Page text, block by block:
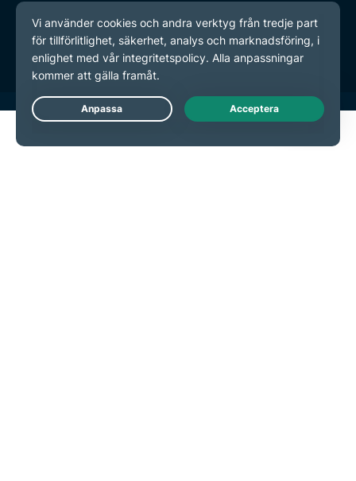
Användarvillkor
Inställningar för cookies
Live Chat